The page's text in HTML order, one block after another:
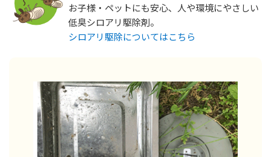
お子様・ペットにも安心、人や環境にやさしい
低臭シロアリ駆除剤。
シロアリ駆除についてはこちら